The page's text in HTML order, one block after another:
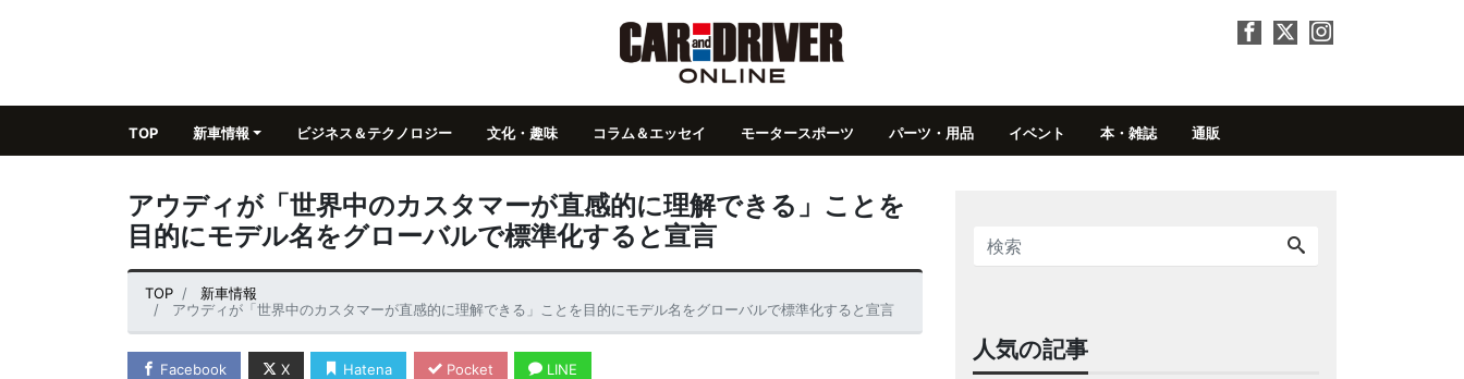
TOP 新車情報 ビジネス＆テクノロジー 文化・趣味 コラム＆エッセイ モータースポーツ パーツ・用品 イベント 本・雑誌 通販
アウディが「世界中のカスタマーが直感的に理解できる」ことを
目的にモデル名をグローバルで標準化すると宣言
TOP
新車情報
アウディが「世界中のカスタマーが直感的に理解できる」ことを目的にモデル名をグローバルで標準化すると宣言
Facebook X Hatena Pocket LINE
人気の記事